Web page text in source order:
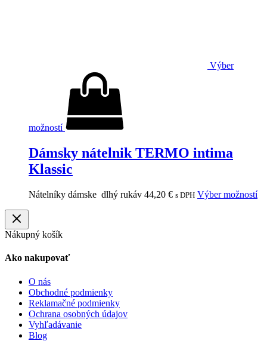
Výber
možností
Dámsky nátelnik TERMO intima
Klassic
Nátelníky dámske dlhý rukáv 44,20 € s DPH Výber možností
Nákupný košík
Ako nakupovať
O nás
Obchodné podmienky
Reklamačné podmienky
Ochrana osobných údajov
Vyhľadávanie
Blog